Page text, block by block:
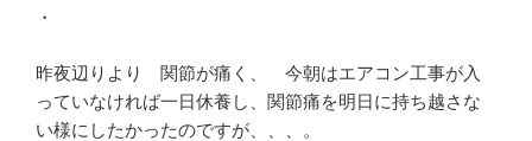
・
昨夜辺りより 関節が痛く、 今朝はエアコン工事が入
っていなければ一日休養し、関節痛を明日に持ち越さな
い様にしたかったのですが、、、。